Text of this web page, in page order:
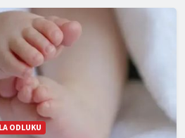
ODLUKU